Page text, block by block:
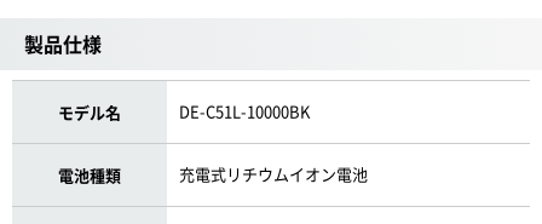
製品仕様
モデル名 DE-C51L-10000BK
電池種類 充電式リチウムイオン電池